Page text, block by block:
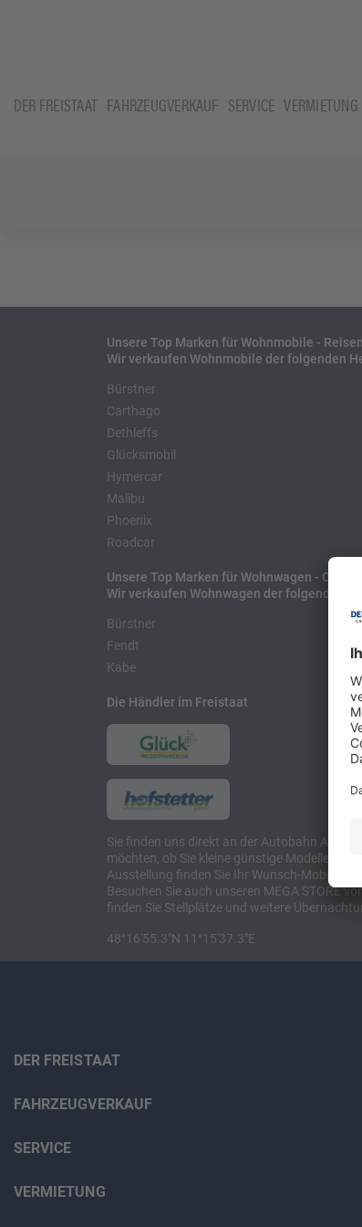
DER FREISTAAT FAHRZEUGVERKAUF SERVICE VERMIETUNG
Unsere Top Marken für Wohnmobile -
Wir verkaufen Wohnmobile der folgenden
Bürstner
Carthago
Dethleffs
Glücksmobil
Hymercar
Malibu
Phoenix
Roadcar
Unsere Top Marken für Wohnwagen -
Wir verkaufen Wohnwagen der folgenden
Bürstner
Fendt
Kabe
Die Händler im Freistaat
Sie finden uns direkt an der Autobahn A8
möchten, ob Sie kleine günstige Modelle
Ausstellung finden Sie Ihr Wunsch-Mobil
Besuchen Sie auch unseren MEGA STORE
finden Sie Stellplätze und weitere
48°16'55.3"N 11°15'37.3"E
DER FREISTAAT
FAHRZEUGVERKAUF
SERVICE
VERMIETUNG